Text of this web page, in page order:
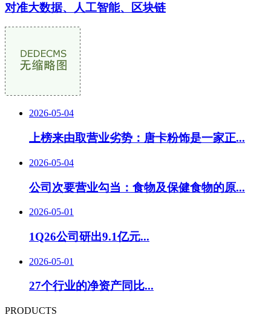
对准大数据、人工智能、区块链
2026-05-04
上榜来由取营业劣势：唐卡粉饰是一家正...
2026-05-04
公司次要营业勾当：食物及保健食物的原...
2026-05-01
1Q26公司研出9.1亿元...
2026-05-01
27个行业的净资产同比...
PRODUCTS